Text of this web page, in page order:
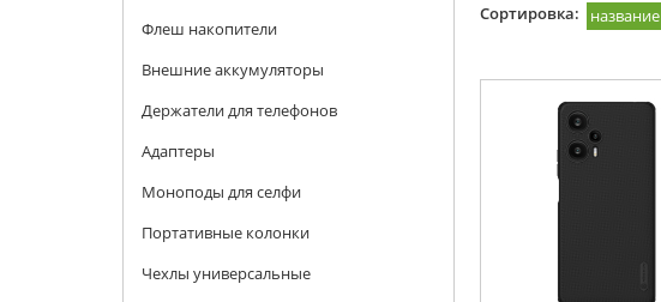
Флеш накопители
Внешние аккумуляторы
Держатели для телефонов
Адаптеры
Моноподы для селфи
Портативные колонки
Чехлы универсальные
Cортировка: название